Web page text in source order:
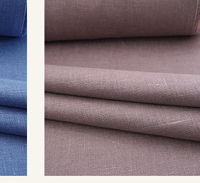
Согласие на получение рекламных и
информационных рассылок